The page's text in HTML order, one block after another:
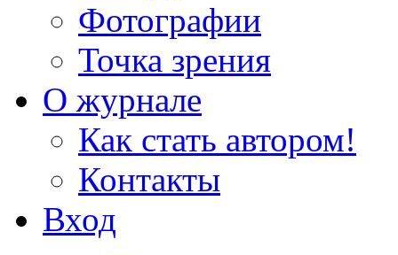
Фотографии
Точка зрения
О журнале
Как стать автором!
Контакты
Вход